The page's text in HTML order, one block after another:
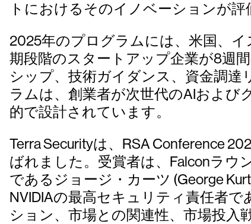
トにおけるそのイノベーションが評
2025年のプログラムには、米国、
期段階のスタートアップ企業が8週
シップ、技術ガイダンス、資金調
ラムは、創業者が次世代のAIおよび
的で設計されています。
Terra Securityは、RSA Conference
ばれました。受賞者は、Falconラウ
であるジョージ・カーツ (George
NVIDIAの最高セキュリティ責任者
ション、市場との関連性、市場投入